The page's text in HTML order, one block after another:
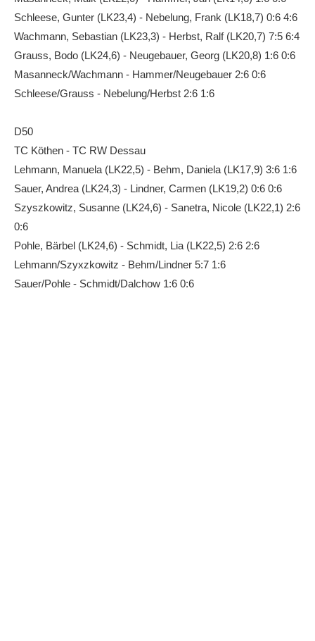
Schleese, Gunter (LK23,4) - Nebelung, Frank (LK18,7) 0:6 4:6
Wachmann, Sebastian (LK23,3) - Herbst, Ralf (LK20,7) 7:5 6:4
Grauss, Bodo (LK24,6) - Neugebauer, Georg (LK20,8) 1:6 0:6
Masanneck/Wachmann - Hammer/Neugebauer 2:6 0:6
Schleese/Grauss - Nebelung/Herbst 2:6 1:6
D50
TC Köthen - TC RW Dessau
Lehmann, Manuela (LK22,5) - Behm, Daniela (LK17,9) 3:6 1:6
Sauer, Andrea (LK24,3) - Lindner, Carmen (LK19,2) 0:6 0:6
Szyszkowitz, Susanne (LK24,6) - Sanetra, Nicole (LK22,1) 2:6
0:6
Pohle, Bärbel (LK24,6) - Schmidt, Lia (LK22,5) 2:6 2:6
Lehmann/Szyxzkowitz - Behm/Lindner 5:7 1:6
Sauer/Pohle - Schmidt/Dalchow 1:6 0:6